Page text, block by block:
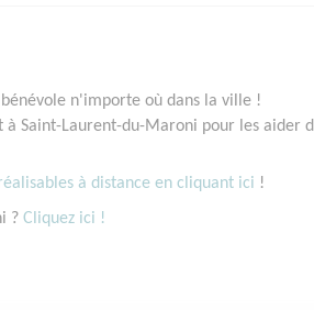
n'importe où dans la ville !
à Saint-Laurent-du-Maroni pour les aider
à distance en cliquant ici !
? Cliquez ici !